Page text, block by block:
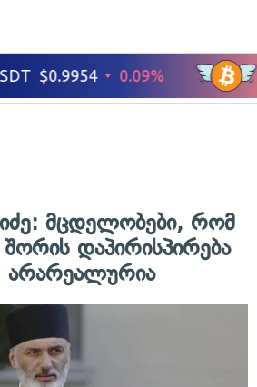
მცდელობები, რომ
შორის დაპირისპირება
არარეალურია